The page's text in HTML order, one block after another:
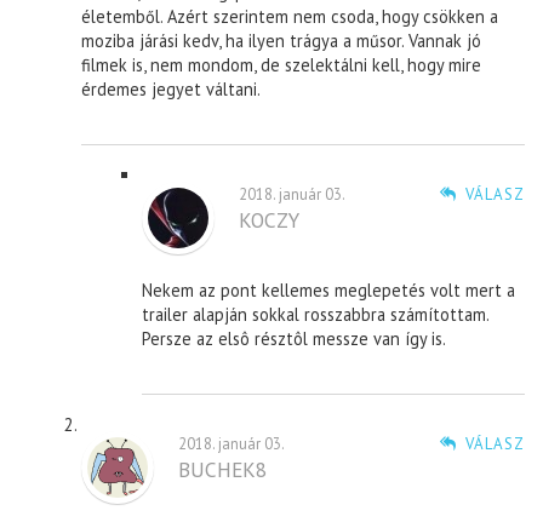
életemből. Azért szerintem nem csoda, hogy csökken a
moziba járási kedv, ha ilyen trágya a műsor. Vannak jó
filmek is, nem mondom, de szelektálni kell, hogy mire
érdemes jegyet váltani.
VÁLASZ
2018. január 03.
KOCZY
Nekem az pont kellemes meglepetés volt mert a
trailer alapján sokkal rosszabbra számítottam.
Persze az elsô résztôl messze van így is.
VÁLASZ
2018. január 03.
BUCHEK8